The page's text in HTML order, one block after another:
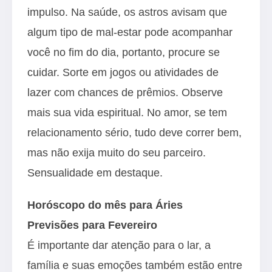
impulso. Na saúde, os astros avisam que
algum tipo de mal-estar pode acompanhar
você no fim do dia, portanto, procure se
cuidar. Sorte em jogos ou atividades de
lazer com chances de prêmios. Observe
mais sua vida espiritual. No amor, se tem
relacionamento sério, tudo deve correr bem,
mas não exija muito do seu parceiro.
Sensualidade em destaque.
Horóscopo do mês para Áries
Previsões para Fevereiro
É importante dar atenção para o lar, a
família e suas emoções também estão entre